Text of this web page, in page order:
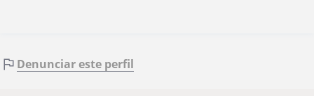
Denunciar este perfil